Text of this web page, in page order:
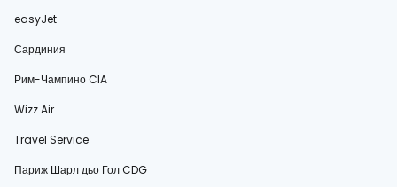
easyJet
Сардиния
Рим-Чампино CIA
Wizz Air
Travel Service
Париж Шарл дьо Гол CDG